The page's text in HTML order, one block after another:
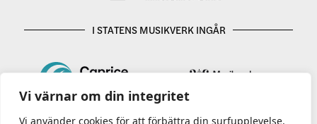
Vi värnar om din integritet
Vi använder cookies för att förbättra din surfupplevelse,
I STATENS MUSIKVERK INGÅR